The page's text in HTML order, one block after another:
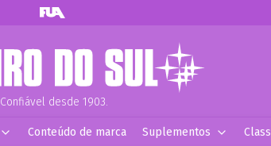
Confiável desde 1903.
Conteúdo de marca Suplementos